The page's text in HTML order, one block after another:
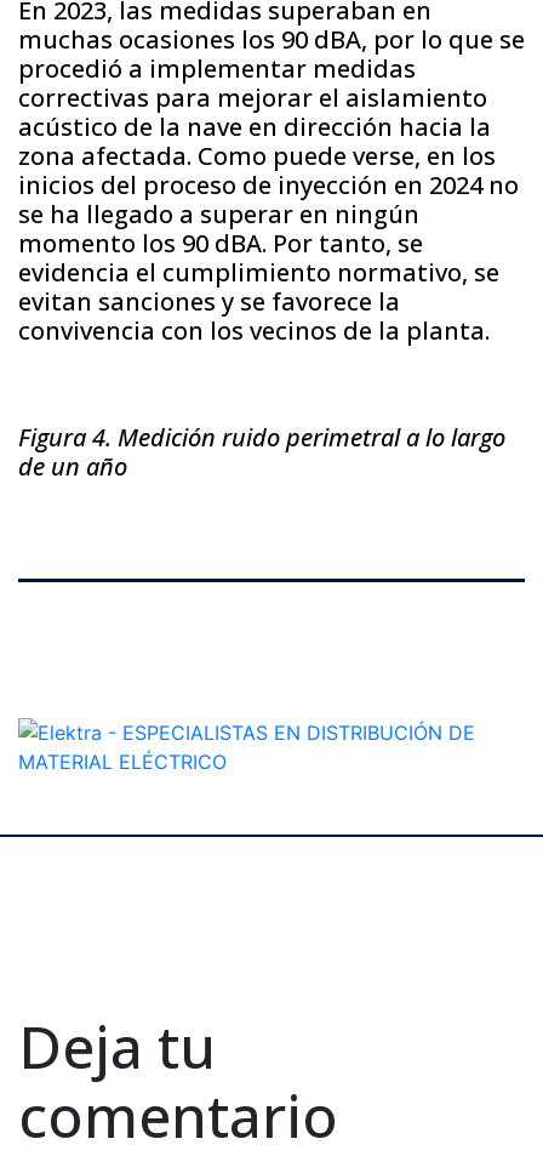
En 2023, las medidas superaban en
muchas ocasiones los 90 dBA, por lo que se
procedió a implementar medidas
correctivas para mejorar el aislamiento
acústico de la nave en dirección hacia la
zona afectada. Como puede verse, en los
inicios del proceso de inyección en 2024 no
se ha llegado a superar en ningún
momento los 90 dBA. Por tanto, se
evidencia el cumplimiento normativo, se
evitan sanciones y se favorece la
convivencia con los vecinos de la planta.
Figura 4. Medición ruido perimetral a lo largo
de un año
Deja tu
comentario